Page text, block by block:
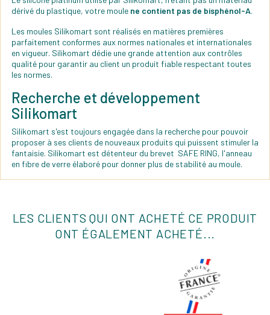
dérivé du plastique, votre moule ne contient pas de bisphénol-A.
Les moules Silikomart sont réalisés en matières premières
parfaitement conformes aux normes nationales et internationales
en vigueur. Silikomart dédie une grande attention aux contrôles
qualité pour garantir au client un produit fiable respectant toutes
les normes.
Recherche et développement
Silikomart
Silikomart s'est toujours engagée dans la recherche pour pouvoir
proposer à ses clients de nouveaux produits qui puissent stimuler la
fantaisie. Silikomart est détenteur du brevet SAFE RING, l'anneau
en fibre de verre élaboré pour donner plus de stabilité au moule.
LES CLIENTS QUI ONT ACHETÉ CE PRODUIT
ONT ÉGALEMENT ACHETÉ...